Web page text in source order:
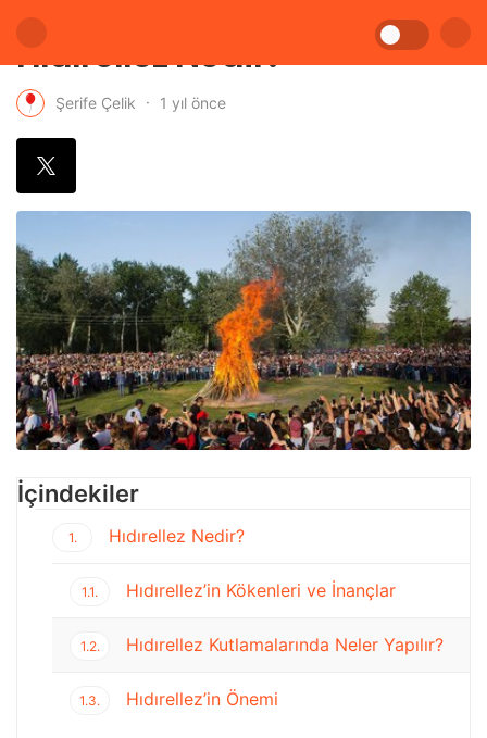
Hıdırellez Nedir?
Şerife Çelik 1 yıl önce
İçindekiler
1. Hıdırellez Nedir?
1.1. Hıdırellez’in Kökenleri ve İnançlar
1.2. Hıdırellez Kutlamalarında Neler Yapılır?
1.3. Hıdırellez’in Önemi